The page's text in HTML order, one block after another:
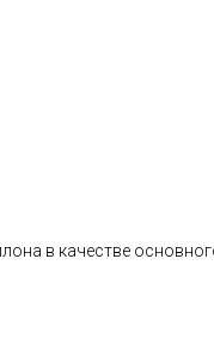
в качестве